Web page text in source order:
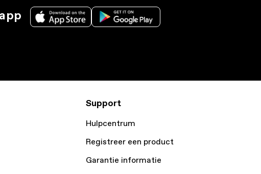
Support
Hulpcentrum
Registreer een product
Garantie informatie